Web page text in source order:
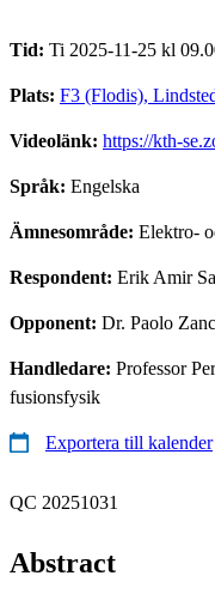
Tid: Ti 2025-11-25 kl
Plats: F3 (Flodis),
Videolänk: https://kth-
Språk: Engelska
Ämnesområde: Elektro-
Respondent: Erik Amir
Opponent: Dr. Paolo
Handledare: Professor
fusionsfysik
Exportera till kalender
QC 20251031
Abstract